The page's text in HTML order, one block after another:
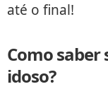
até o final!
Como saber
idoso?